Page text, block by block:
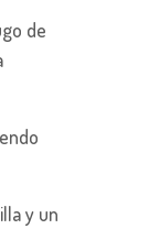
de
y un